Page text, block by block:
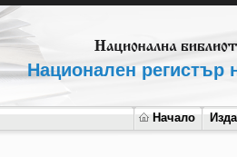
Национален регистър
Начало